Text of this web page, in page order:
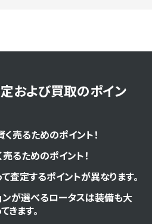
および買取のポイン
売るためのポイント！
るためのポイント！
査定するポイントが異なります。
ンが選べるロータスは装備も大
きます。